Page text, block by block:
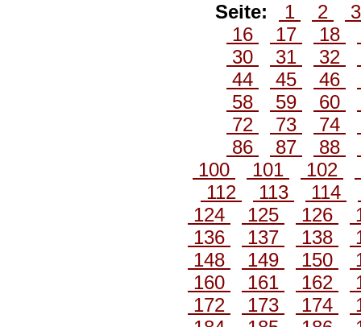
Seite: 1 2
16
17 18
30
31 32
44
45 46
58
59 60
72
73 74
86
87 88
100
101 102
112
113 114
124
125 126
136
137 138
148
149 150
160
161 162
172
173 174